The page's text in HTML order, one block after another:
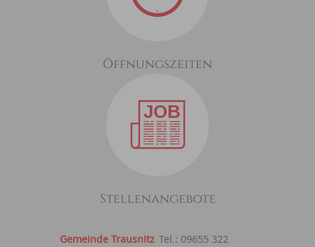
Öffnungszeiten
Stellenangebote
Gemeinde Trausnitz Tel.: 09655 322